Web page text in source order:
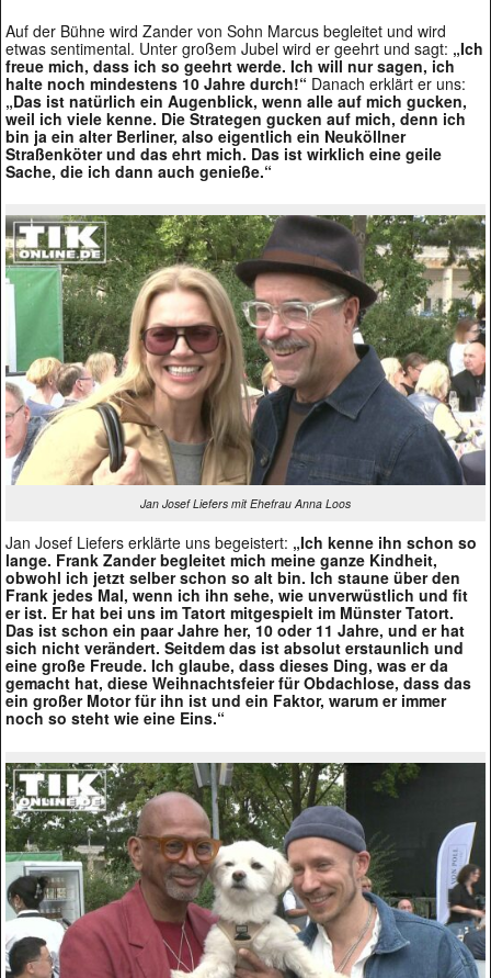
Auf der Bühne wird Zander von Sohn Marcus begleitet und wird
etwas sentimental. Unter großem Jubel wird er geehrt und sagt: „Ich
freue mich, dass ich so geehrt werde. Ich will nur sagen, ich
halte noch mindestens 10 Jahre durch!“ Danach erklärt er uns:
„Das ist natürlich ein Augenblick, wenn alle auf mich gucken,
weil ich viele kenne. Die Strategen gucken auf mich, denn ich
bin ja ein alter Berliner, also eigentlich ein Neuköllner
Straßenköter und das ehrt mich. Das ist wirklich eine geile
Sache, die ich dann auch genieße.“
Jan Josef Liefers mit Ehefrau Anna Loos
Jan Josef Liefers erklärte uns begeistert: „Ich kenne ihn schon so
lange. Frank Zander begleitet mich meine ganze Kindheit,
obwohl ich jetzt selber schon so alt bin. Ich staune über den
Frank jedes Mal, wenn ich ihn sehe, wie unverwüstlich und fit
er ist. Er hat bei uns im Tatort mitgespielt im Münster Tatort.
Das ist schon ein paar Jahre her, 10 oder 11 Jahre, und er hat
sich nicht verändert. Seitdem das ist absolut erstaunlich und
eine große Freude. Ich glaube, dass dieses Ding, was er da
gemacht hat, diese Weihnachtsfeier für Obdachlose, dass das
ein großer Motor für ihn ist und ein Faktor, warum er immer
noch so steht wie eine Eins.“